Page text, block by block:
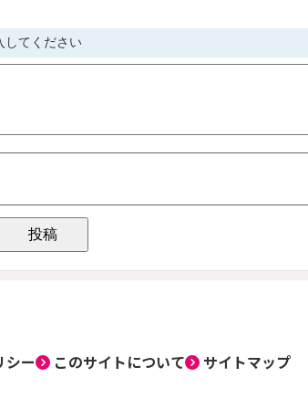
シー このサイトについて サイトマップ